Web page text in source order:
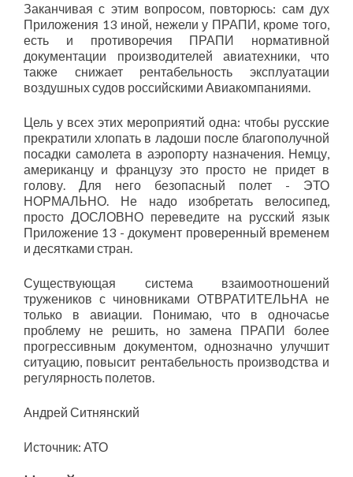
Заканчивая с этим вопросом, повторюсь: сам дух
Приложения 13 иной, нежели у ПРАПИ, кроме того,
есть и противоречия ПРАПИ нормативной
документации производителей авиатехники, что
также снижает рентабельность эксплуатации
воздушных судов российскими Авиакомпаниями.
Цель у всех этих мероприятий одна: чтобы русские
прекратили хлопать в ладоши после благополучной
посадки самолета в аэропорту назначения. Немцу,
американцу и французу это просто не придет в
голову. Для него безопасный полет - ЭТО
НОРМАЛЬНО. Не надо изобретать велосипед,
просто ДОСЛОВНО переведите на русский язык
Приложение 13 - документ проверенный временем
и десятками стран.
Существующая система взаимоотношений
тружеников с чиновниками ОТВРАТИТЕЛЬНА не
только в авиации. Понимаю, что в одночасье
проблему не решить, но замена ПРАПИ более
прогрессивным документом, однозначно улучшит
ситуацию, повысит рентабельность производства и
регулярность полетов.
Андрей Ситнянский
Источник: АТО